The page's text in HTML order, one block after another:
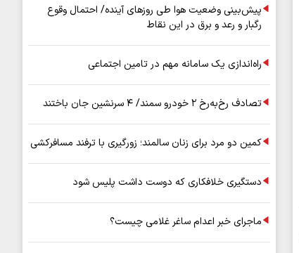
پیش‌بینی وضعیت هوا طی روزهای آینده/ احتمال وقوع
رگبار و رعد و برق در این نقاط
راه‌اندازی یک سامانه مهم در تامین اجتماعی
تصادف رخ‌به‌رخ ۲ خودرو سمند/ ۴ سرنشین جان باختند
کمین دو مرد برای زنان سالمند؛ زورگیری با ترفند مسافرکشی
دستگیری خلافکاری که دوست داشت پلیس شود
ماجرای خبر اعدام ساغر غلامی چیست؟